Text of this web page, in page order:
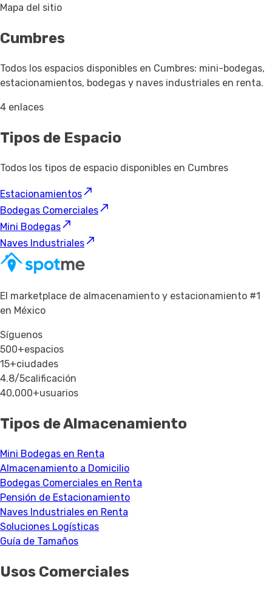
Mapa del sitio
Cumbres
Todos los espacios disponibles en Cumbres: mini-bodegas,
estacionamientos, bodegas y naves industriales en renta.
4 enlaces
Tipos de Espacio
Todos los tipos de espacio disponibles en Cumbres
Estacionamientos
Bodegas Comerciales
Mini Bodegas
Naves Industriales
El marketplace de almacenamiento y estacionamiento #1
en México
Síguenos
500+espacios
15+ciudades
4.8/5calificación
40,000+usuarios
Tipos de Almacenamiento
Mini Bodegas en Renta
Almacenamiento a Domicilio
Bodegas Comerciales en Renta
Pensión de Estacionamiento
Naves Industriales en Renta
Soluciones Logísticas
Guía de Tamaños
Usos Comerciales